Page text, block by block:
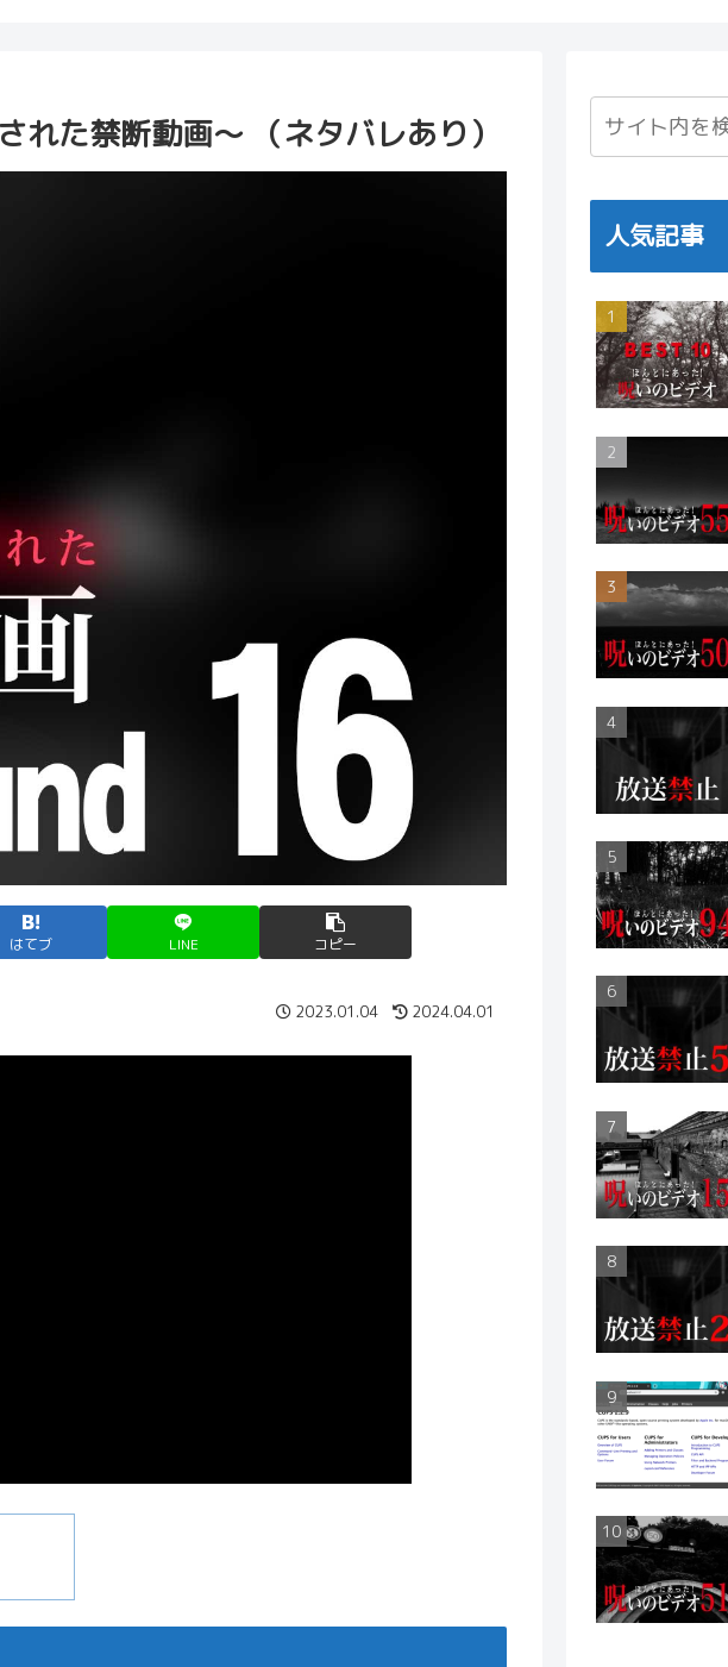
た禁断動画～ （ネタバレあり）
はてブ LINE コピー
2023.01.04 2024.04.01
人気記事